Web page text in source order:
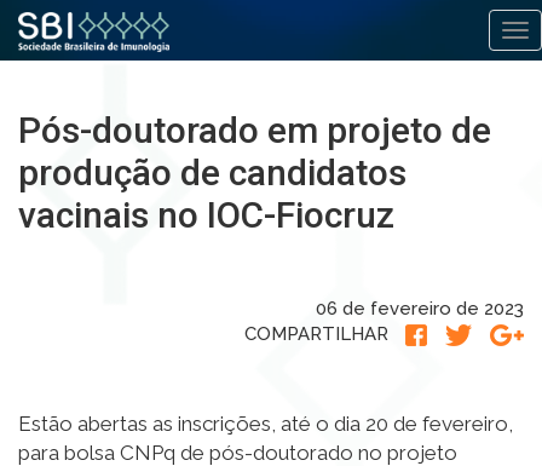
para
o
conteúdo
Pós-doutorado em projeto de
produção de candidatos
vacinais no IOC-Fiocruz
06 de fevereiro de 2023
COMPARTILHAR
Estão abertas as inscrições, até o dia 20 de fevereiro,
para bolsa CNPq de pós-doutorado no projeto